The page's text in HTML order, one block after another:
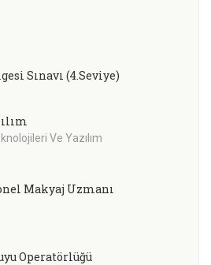
Sınavı (4.Seviye)
Ve Yazılım
Makyaj Uzmanı
Operatörlüğü